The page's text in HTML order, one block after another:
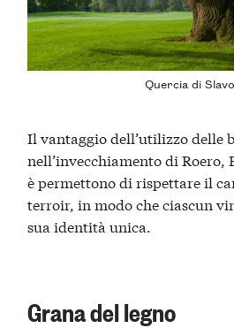
Quercia di
Il vantaggio dell’utilizzo delle
nell’invecchiamento di Roero,
è permettono di rispettare il
terroir, in modo che ciascun
sua identità unica.
Grana del legno